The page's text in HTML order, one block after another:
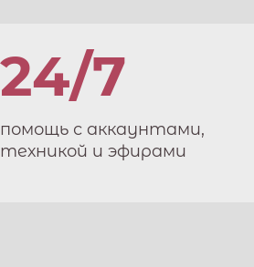
24/7
помощь с аккаунтами,
техникой и эфирами